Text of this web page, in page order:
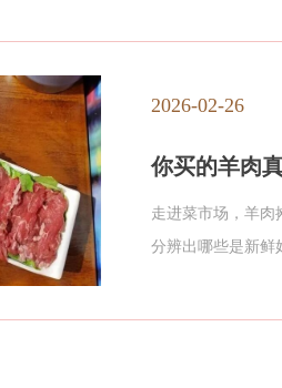
2026-02-26
你买的羊肉
走进菜市场，羊肉
分辨出哪些是新鲜